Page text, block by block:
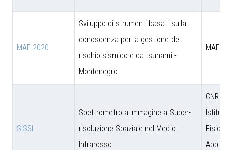
MAE 2020
Sviluppo di strumenti basati sulla
conoscenza per la gestione del
rischio sismico e da tsunami -
Montenegro
MAE
SISSI
Spettrometro a Immagine a Super-
risoluzione Spaziale nel Medio
Infrarosso
CNR -
Fisica